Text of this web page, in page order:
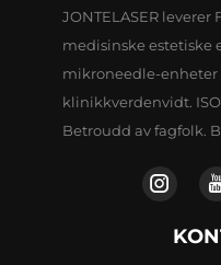
JONTELASER leverer
medisinske estetiske
mikroneedle-enheter
klinikkverdenvidt.
Betroudd av fagfolk.